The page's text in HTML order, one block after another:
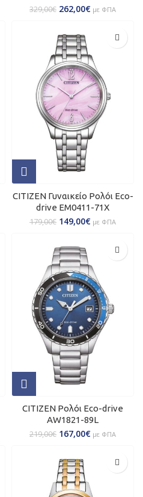
329,00€ 262,00€ με ΦΠΑ
CITIZEN Γυναικείο Ρολόι Eco-
drive ΕM0411-71X
179,00€ 149,00€ με ΦΠΑ
CITIZEN Ρολόι Eco-drive
AW1821-89L
219,00€ 167,00€ με ΦΠΑ